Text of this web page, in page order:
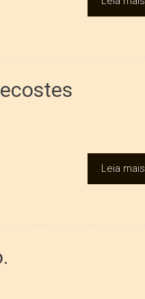
Leia mais